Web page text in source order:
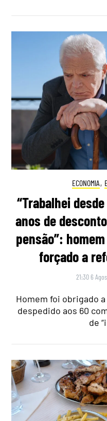
ECONOMIA,
“Trabalhei
anos de
pensão”:
forçado a
21:30 6
Homem foi obrigado
despedido aos 60
de